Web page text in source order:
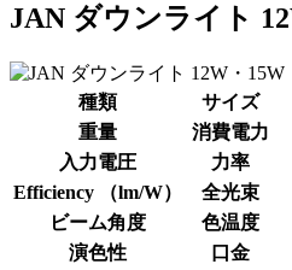
JAN ダウンライト
種類
サイズ
重量
消費電力
入力電圧
力率
Efficiency （lm/W）
全光束
ビーム角度
色温度
演色性
口金